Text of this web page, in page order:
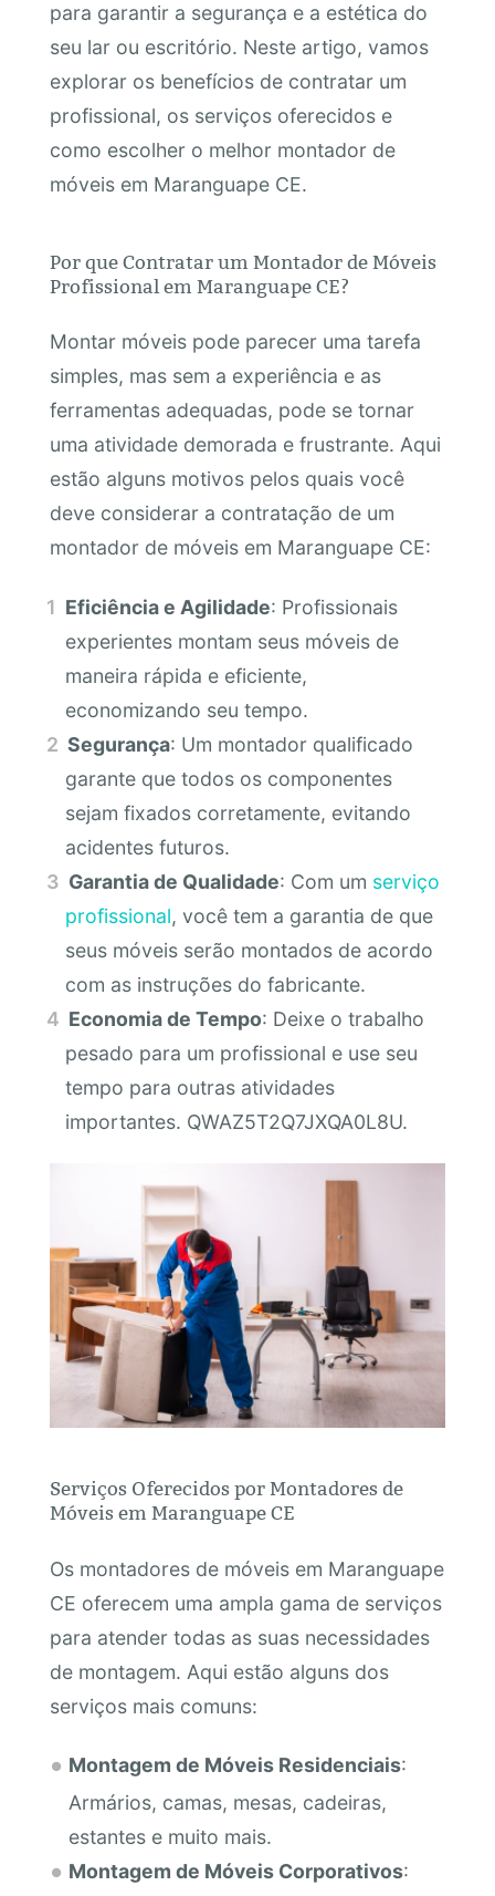
para garantir a segurança e a estética do
seu lar ou escritório. Neste artigo, vamos
explorar os benefícios de contratar um
profissional, os serviços oferecidos e
como escolher o melhor montador de
móveis em Maranguape CE.
Por que Contratar um Montador de Móveis
Profissional em Maranguape CE?
Montar móveis pode parecer uma tarefa
simples, mas sem a experiência e as
ferramentas adequadas, pode se tornar
uma atividade demorada e frustrante. Aqui
estão alguns motivos pelos quais você
deve considerar a contratação de um
montador de móveis em Maranguape CE:
Eficiência e Agilidade: Profissionais
experientes montam seus móveis de
maneira rápida e eficiente,
economizando seu tempo.
Segurança: Um montador qualificado
garante que todos os componentes
sejam fixados corretamente, evitando
acidentes futuros.
Garantia de Qualidade: Com um serviço
profissional, você tem a garantia de que
seus móveis serão montados de acordo
com as instruções do fabricante.
Economia de Tempo: Deixe o trabalho
pesado para um profissional e use seu
tempo para outras atividades
importantes. QWAZ5T2Q7JXQA0L8U.
Serviços Oferecidos por Montadores de
Móveis em Maranguape CE
Os montadores de móveis em Maranguape
CE oferecem uma ampla gama de serviços
para atender todas as suas necessidades
de montagem. Aqui estão alguns dos
serviços mais comuns:
Montagem de Móveis Residenciais:
Armários, camas, mesas, cadeiras,
estantes e muito mais.
Montagem de Móveis Corporativos: